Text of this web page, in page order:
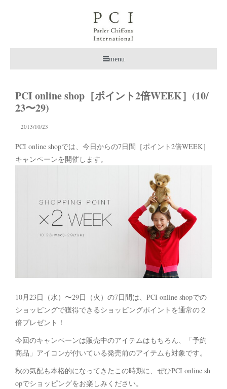
menu
PCI online shop［ポイント2倍WEEK］(10/
23〜29)
2013/10/23
PCI online shopでは、今日からの7日間［ポイント2倍WEEK］
キャンペーンを開催します。
10月23日（水）〜29日（火）の7日間は、PCI online shopでの
ショッピングで獲得できるショッピングポイントを通常の２
倍プレゼント！
今回のキャンペーンは販売中のアイテムはもちろん、「予約
商品」アイコンが付いている発売前のアイテムも対象です。
秋の気配も本格的になってきたこの時期に、ぜひPCI online sh
opでショッピングをお楽しみください。